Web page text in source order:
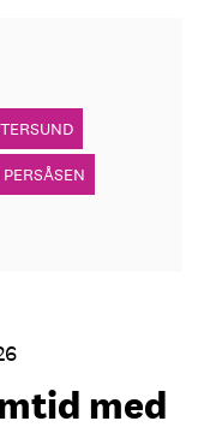
med